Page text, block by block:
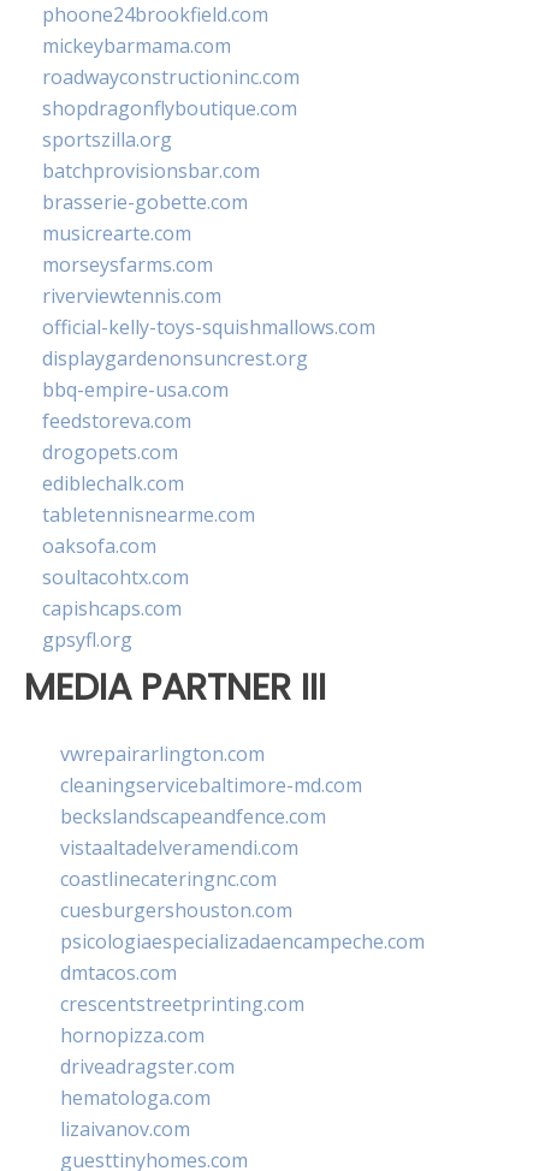
phoone24brookfield.com
mickeybarmama.com
roadwayconstructioninc.com
shopdragonflyboutique.com
sportszilla.org
batchprovisionsbar.com
brasserie-gobette.com
musicrearte.com
morseysfarms.com
riverviewtennis.com
official-kelly-toys-squishmallows.com
displaygardenonsuncrest.org
bbq-empire-usa.com
feedstoreva.com
drogopets.com
ediblechalk.com
tabletennisnearme.com
oaksofa.com
soultacohtx.com
capishcaps.com
gpsyfl.org
MEDIA PARTNER III
vwrepairarlington.com
cleaningservicebaltimore-md.com
beckslandscapeandfence.com
vistaaltadelveramendi.com
coastlinecateringnc.com
cuesburgershouston.com
psicologiaespecializadaencampeche.com
dmtacos.com
crescentstreetprinting.com
hornopizza.com
driveadragster.com
hematologa.com
lizaivanov.com
guesttinyhomes.com